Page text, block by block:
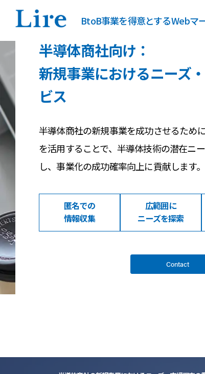
BtoB事業を得意とするWebマ
半導体商社向け：
新規事業におけるニーズ
ビス
半導体商社の新規事業を成功させるため
を活用することで、半導体技術の潜在ニ
し、事業化の成功確率向上に貢献します。
匿名での
情報収集
広範囲に
ニーズを探索
Contact